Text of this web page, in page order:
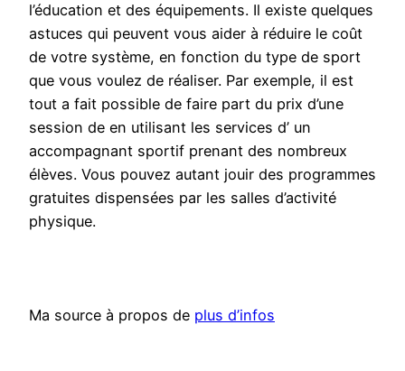
l’éducation et des équipements. Il existe quelques
astuces qui peuvent vous aider à réduire le coût
de votre système, en fonction du type de sport
que vous voulez de réaliser. Par exemple, il est
tout a fait possible de faire part du prix d’une
session de en utilisant les services d’ un
accompagnant sportif prenant des nombreux
élèves. Vous pouvez autant jouir des programmes
gratuites dispensées par les salles d’activité
physique.
Ma source à propos de plus d’infos